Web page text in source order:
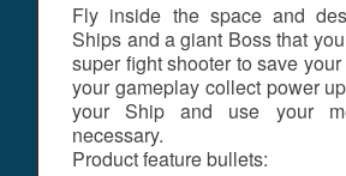
Fly inside the space and
Ships and a giant Boss that
super fight shooter to save
your gameplay collect power
your Ship and use your
necessary.
Product feature bullets: